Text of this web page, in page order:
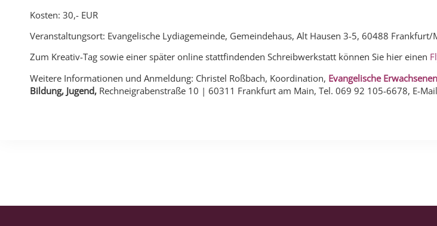
Kosten: 30,- EUR
Veranstaltungsort: Evangelische Lydiagemeinde, Gemeindehaus, Alt Hausen 3-5, 60488 Frankfurt/
Zum Kreativ-Tag sowie einer später online stattfindenden Schreibwerkstatt können Sie hier einen
Weitere Informationen und Anmeldung: Christel Roßbach, Koordination, Evangelische
Bildung, Jugend, Rechneigrabenstraße 10 | 60311 Frankfurt am Main, Tel. 069 92 105-6678, E-